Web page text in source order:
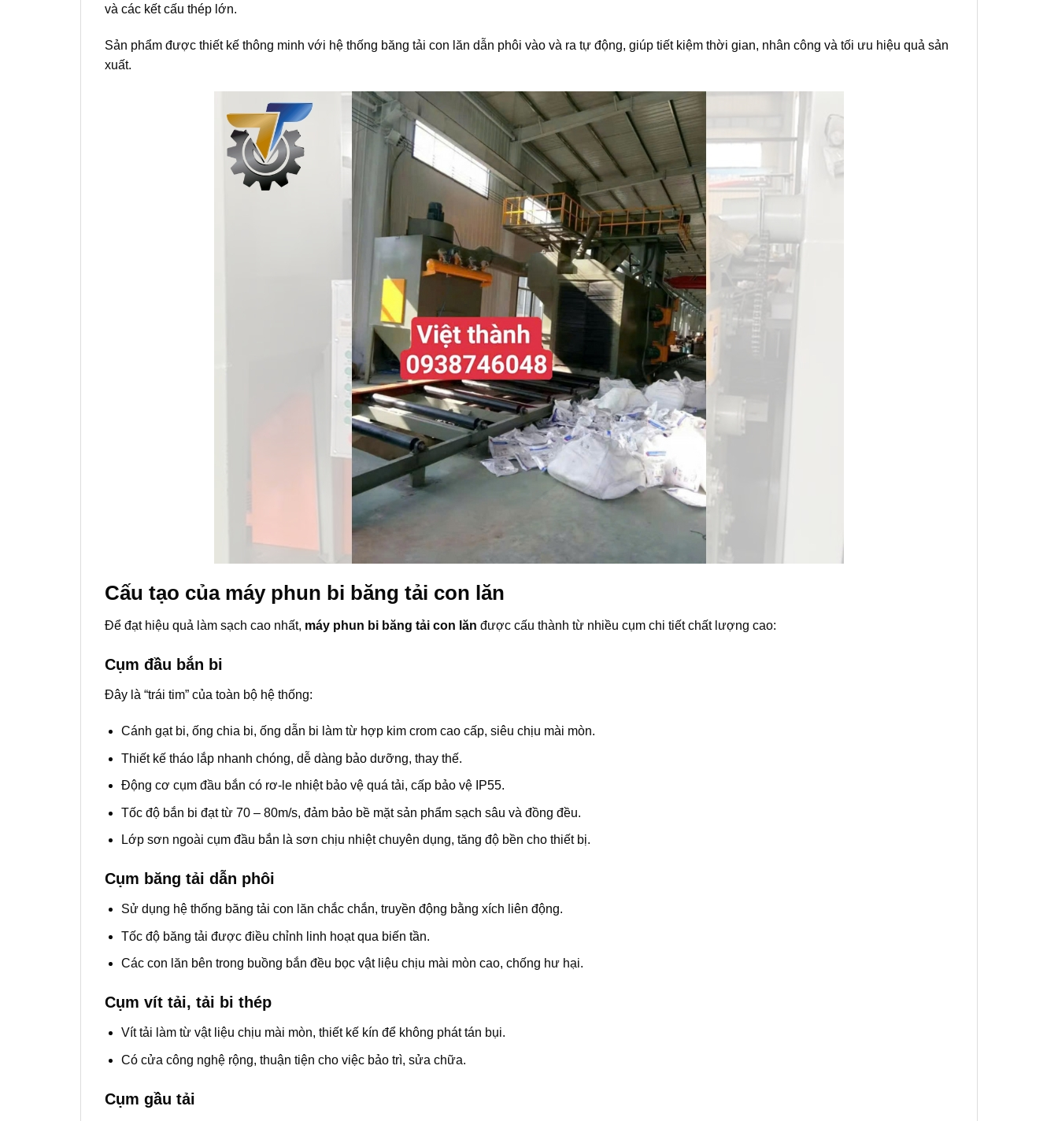
và các kết cấu thép lớn.
Sản phẩm được thiết kế thông minh với hệ thống băng tải con lăn dẫn phôi vào và ra tự động, giúp tiết kiệm thời gian, nhân công và tối ưu hiệu quả sản
xuất.
Cấu tạo của máy phun bi băng tải con lăn
Để đạt hiệu quả làm sạch cao nhất, máy phun bi băng tải con lăn được cấu thành từ nhiều cụm chi tiết chất lượng cao:
Cụm đầu bắn bi
Đây là “trái tim” của toàn bộ hệ thống:
Cánh gạt bi, ống chia bi, ống dẫn bi làm từ hợp kim crom cao cấp, siêu chịu mài mòn.
Thiết kế tháo lắp nhanh chóng, dễ dàng bảo dưỡng, thay thế.
Động cơ cụm đầu bắn có rơ-le nhiệt bảo vệ quá tải, cấp bảo vệ IP55.
Tốc độ bắn bi đạt từ 70 – 80m/s, đảm bảo bề mặt sản phẩm sạch sâu và đồng đều.
Lớp sơn ngoài cụm đầu bắn là sơn chịu nhiệt chuyên dụng, tăng độ bền cho thiết bị.
Cụm băng tải dẫn phôi
Sử dụng hệ thống băng tải con lăn chắc chắn, truyền động bằng xích liên động.
Tốc độ băng tải được điều chỉnh linh hoạt qua biến tần.
Các con lăn bên trong buồng bắn đều bọc vật liệu chịu mài mòn cao, chống hư hại.
Cụm vít tải, tải bi thép
Vít tải làm từ vật liệu chịu mài mòn, thiết kế kín để không phát tán bụi.
Có cửa công nghệ rộng, thuận tiện cho việc bảo trì, sửa chữa.
Cụm gầu tải